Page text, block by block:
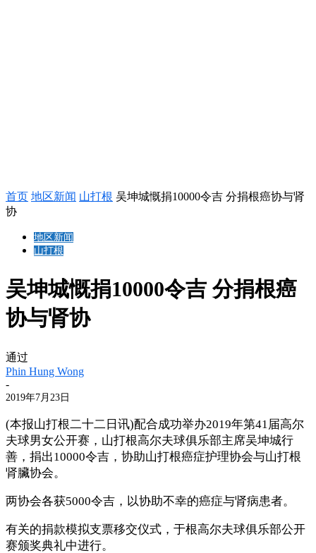
首页 地区新闻 山打根 吴坤城慨捐10000令吉 分捐根癌协与肾
协
地区新闻
山打根
吴坤城慨捐10000令吉 分捐根癌
协与肾协
通过
Phin Hung Wong
-
2019年7月23日
(本报山打根二十二日讯)配合成功举办2019年第41届高尔
夫球男女公开赛，山打根高尔夫球俱乐部主席吴坤城行
善，捐出10000令吉，协助山打根癌症护理协会与山打根
肾臟协会。
两协会各获5000令吉，以协助不幸的癌症与肾病患者。
有关的捐款模拟支票移交仪式，于根高尔夫球俱乐部公开
赛颁奖典礼中进行。